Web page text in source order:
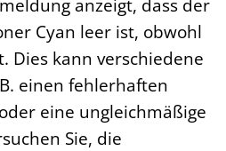
Cyan leer ist, obwohl
Dies kann verschiedene
einen fehlerhaften
eine ungleichmäßige
Sie, die